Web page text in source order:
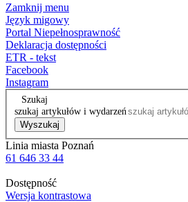
Zamknij menu
Język migowy
Portal Niepełnosprawność
Deklaracja dostępności
ETR - tekst
Facebook
Instagram
Szukaj
szukaj artykułów i wydarzeń
Wyszukaj
Linia miasta Poznań
61 646 33 44
Dostępność
Wersja kontrastowa